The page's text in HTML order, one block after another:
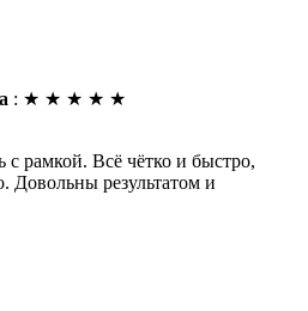
: ★ ★ ★ ★ ★
с рамкой. Всё чётко и быстро,
Довольны результатом и